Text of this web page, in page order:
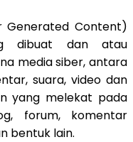
Generated Content)
dibuat dan atau
media siber, antara
suara, video dan
yang melekat pada
forum, komentar
bentuk lain.